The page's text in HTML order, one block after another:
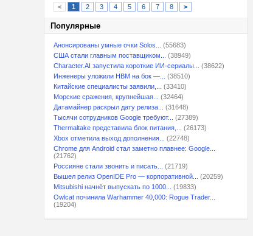
< 1 2 3 4 5 6 7 8 >
Популярные
Анонсированы умные очки Solos...
(55683)
США стали главным поставщиком...
(38949)
Character.AI запустила короткие ИИ-сериалы...
(38622)
Инженеры уложили HBM на бок —...
(38510)
Китайские специалисты заявили,...
(33410)
Морские сражения, крупнейшая...
(32464)
Датамайнер раскрыл дату релиза...
(31648)
Тысячи сотрудников Google требуют...
(27389)
Thermaltake представила блок питания,...
(26173)
Xbox отметила выход дополнения...
(22748)
Chrome для Android стал заметно плавнее: Google...
(21762)
Россияне стали звонить и писать...
(21719)
Вышел релиз OpenIDE Pro — корпоративной...
(20259)
Mitsubishi начнёт выпускать по 1000...
(19833)
Owlcat починила Warhammer 40,000: Rogue Trader...
(19204)